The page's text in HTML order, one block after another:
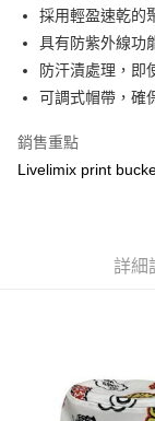
付款後全家取貨
每筆NT$60
7-11取貨付款
付款後7-11取貨
採用輕盈速乾的
具有防紫外線功
防汗漬處理，即
可調式帽帶，確
銷售重點
Livelimix print
詳細